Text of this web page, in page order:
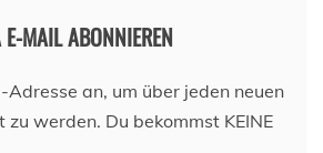
MAIL ABONNIEREN
Adresse an, um über jeden neuen
werden. Du bekommst KEINE